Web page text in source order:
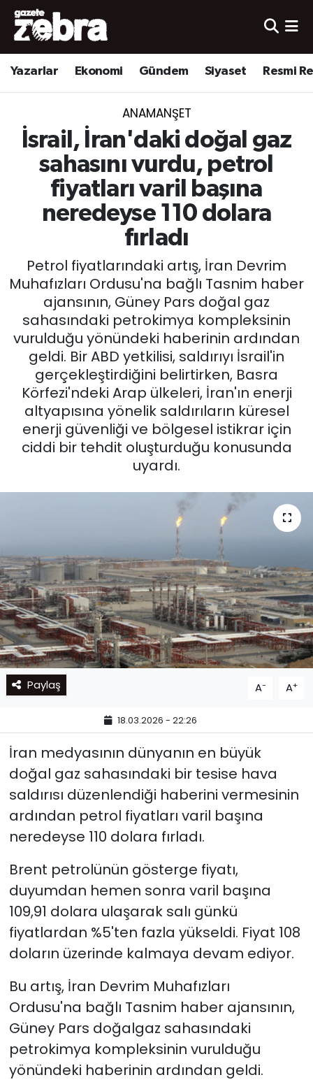
Yazarlar Ekonomi Gündem Siyaset Resmi
ANAMANŞET
İsrail, İran'daki doğal gaz
sahasını vurdu, petrol
fiyatları varil başına
neredeyse 110 dolara
fırladı
Petrol fiyatlarındaki artış, İran Devrim
Muhafızları Ordusu'na bağlı Tasnim haber
ajansının, Güney Pars doğal gaz
sahasındaki petrokimya kompleksinin
vurulduğu yönündeki haberinin ardından
geldi. Bir ABD yetkilisi, saldırıyı İsrail'in
gerçekleştirdiğini belirtirken, Basra
Körfezi'ndeki Arap ülkeleri, İran'ın enerji
altyapısına yönelik saldırıların küresel
enerji güvenliği ve bölgesel istikrar için
ciddi bir tehdit oluşturduğu konusunda
uyardı.
Paylaş A- A+
18.03.2026 - 22:26
İran medyasının dünyanın en büyük
doğal gaz sahasındaki bir tesise hava
saldırısı düzenlendiği haberini vermesinin
ardından petrol fiyatları varil başına
neredeyse 110 dolara fırladı.
Brent petrolünün gösterge fiyatı,
duyumdan hemen sonra varil başına
109,91 dolara ulaşarak salı günkü
fiyatlardan %5'ten fazla yükseldi. Fiyat 108
doların üzerinde kalmaya devam ediyor.
Bu artış, İran Devrim Muhafızları
Ordusu'na bağlı Tasnim haber ajansının,
Güney Pars doğalgaz sahasındaki
petrokimya kompleksinin vurulduğu
yönündeki haberinin ardından geldi.
Yazarlar
Ekonomi
Kültür-Sanat
Yerel
Spor
Nöbetçi Eczaneler
Hava Durumu
Trafik Durumu
Süper Lig Puan Durumu ve Fikstür
Tüm Manşetler
Son Dakika Haberleri
Haber Arşivi